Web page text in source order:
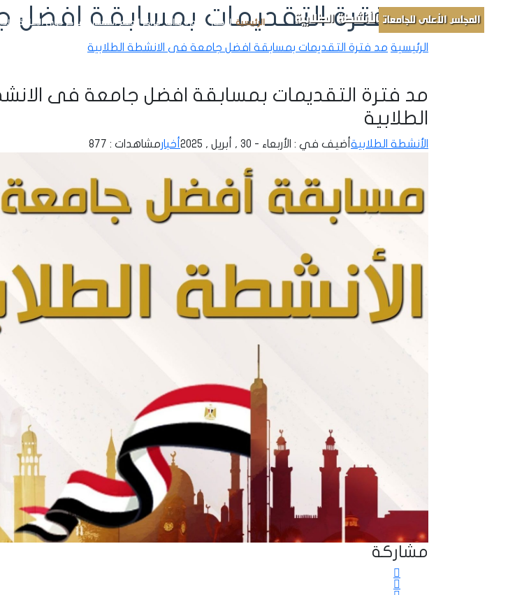
المجلس الأعلى للجامعات الأنشطة الطلابية الرئيسية الأخبار مبادرة بداية مراكز الدعم النفسي مراكز ذوي الإعاقة
مد فترة التقديمات بمسابقة افضل
الرئيسية مد فترة التقديمات بمسابقة افضل جامعة فى الانشطة الطلابية
مد فترة التقديمات بمسابقة افضل جامعة فى
الطلابية
الأنشطة الطلابية أضيف في : الأربعاء - 30 , أبريل , 2025 أخبارمشاهدات : 877
مشاركة